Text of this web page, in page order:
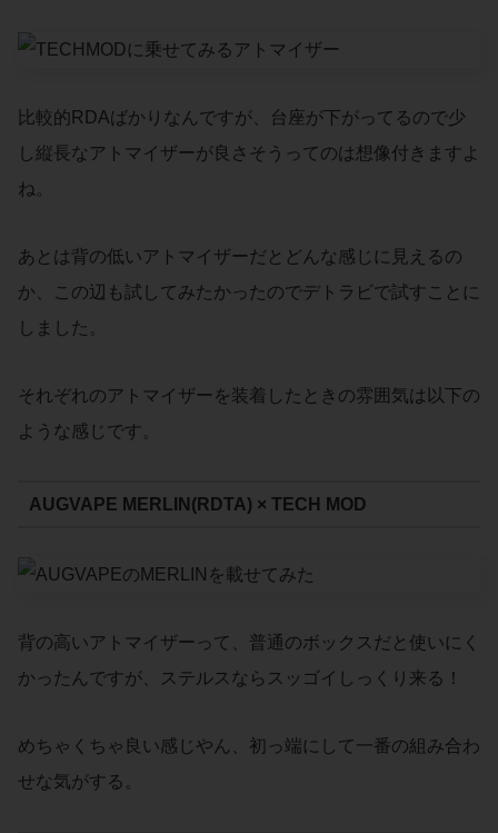
比較的RDAばかりなんですが、台座が下がってるので少
し縦長なアトマイザーが良さそうってのは想像付きますよ
ね。
あとは背の低いアトマイザーだとどんな感じに見えるの
か、この辺も試してみたかったのでデトラビで試すことに
しました。
それぞれのアトマイザーを装着したときの雰囲気は以下の
ような感じです。
AUGVAPE MERLIN(RDTA) × TECH MOD
背の高いアトマイザーって、普通のボックスだと使いにく
かったんですが、ステルスならスッゴイしっくり来る！
めちゃくちゃ良い感じやん、初っ端にして一番の組み合わ
せな気がする。